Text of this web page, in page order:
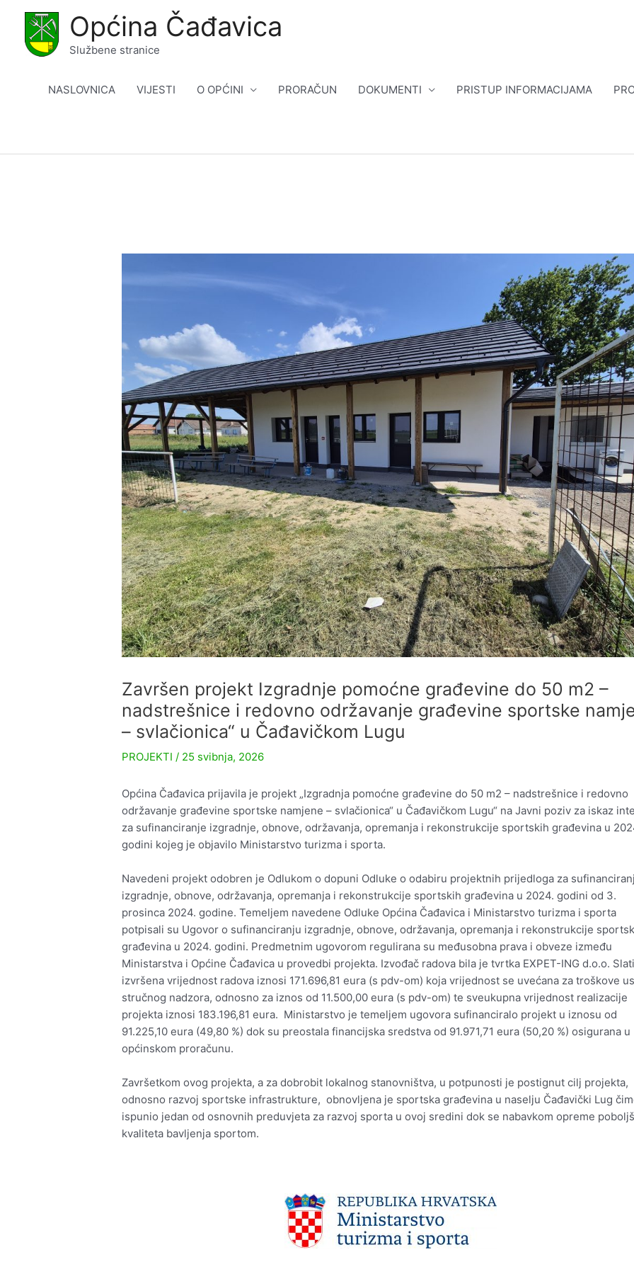
content
Općina Čađavica
Službene stranice
NASLOVNICA VIJESTI O OPĆINI PRORAČUN DOKUMENTI PRISTUP INFORMACIJAMA
Završen projekt Izgradnje pomoćne građevine do 50 m2 –
nadstrešnice i redovno održavanje građevine sportske
– svlačionica“ u Čađavičkom Lugu
PROJEKTI / 25 svibnja, 2026
Općina Čađavica prijavila je projekt „Izgradnja pomoćne građevine do 50 m2 – nadstrešnice i redovno
održavanje građevine sportske namjene – svlačionica“ u Čađavičkom Lugu“ na Javni poziv za iskaz
za sufinanciranje izgradnje, obnove, održavanja, opremanja i rekonstrukcije sportskih građevina u
godini kojeg je objavilo Ministarstvo turizma i sporta.
Navedeni projekt odobren je Odlukom o dopuni Odluke o odabiru projektnih prijedloga za
izgradnje, obnove, održavanja, opremanja i rekonstrukcije sportskih građevina u 2024. godini od 3.
prosinca 2024. godine. Temeljem navedene Odluke Općina Čađavica i Ministarstvo turizma i sporta
potpisali su Ugovor o sufinanciranju izgradnje, obnove, održavanja, opremanja i rekonstrukcije
građevina u 2024. godini. Predmetnim ugovorom regulirana su međusobna prava i obveze između
Ministarstva i Općine Čađavica u provedbi projekta. Izvođač radova bila je tvrtka EXPET-ING d.o.o.
izvršena vrijednost radova iznosi 171.696,81 eura (s pdv-om) koja vrijednost se uvećana za troškove
stručnog nadzora, odnosno za iznos od 11.500,00 eura (s pdv-om) te sveukupna vrijednost realizacije
projekta iznosi 183.196,81 eura. Ministarstvo je temeljem ugovora sufinanciralo projekt u iznosu od
91.225,10 eura (49,80 %) dok su preostala financijska sredstva od 91.971,71 eura (50,20 %) osigurana u
općinskom proračunu.
Završetkom ovog projekta, a za dobrobit lokalnog stanovništva, u potpunosti je postignut cilj projekta,
odnosno razvoj sportske infrastrukture, obnovljena je sportska građevina u naselju Čađavički Lug
ispunio jedan od osnovnih preduvjeta za razvoj sporta u ovoj sredini dok se nabavkom opreme
kvaliteta bavljenja sportom.